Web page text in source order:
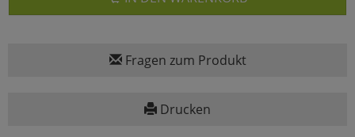
Fragen zum Produkt
Drucken